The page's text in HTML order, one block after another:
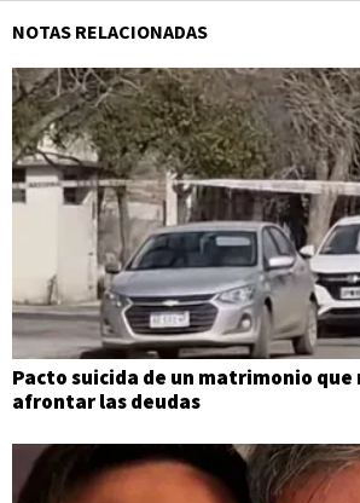
NOTAS RELACIONADAS
Pacto suicida de un matrimonio que
afrontar las deudas